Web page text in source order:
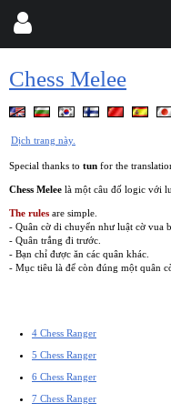
Chess Melee
Dịch trang này.
Special thanks to tun for the
Chess Melee là một câu đố logic với
The rules are simple.
- Quân cờ di chuyển như luật cờ vua
- Quân trắng đi trước.
- Bạn chỉ được ăn các quân khác.
- Mục tiêu là để còn đúng một quân
4 Chess Ranger
5 Chess Ranger
6 Chess Ranger
7 Chess Ranger